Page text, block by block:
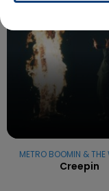
METRO BOOMIN & THE
Creepin